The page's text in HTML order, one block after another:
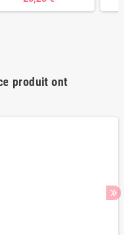
produit ont